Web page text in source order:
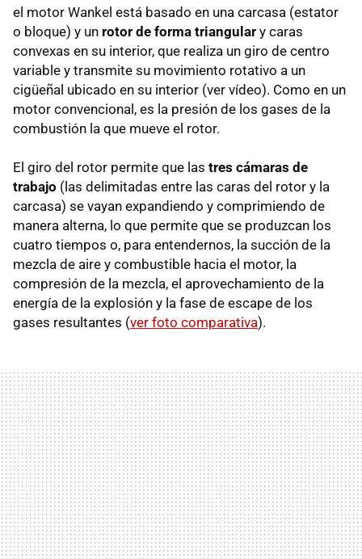
el motor Wankel está basado en una carcasa (estator
o bloque) y un rotor de forma triangular y caras
convexas en su interior, que realiza un giro de centro
variable y transmite su movimiento rotativo a un
cigüeñal ubicado en su interior (ver vídeo). Como en un
motor convencional, es la presión de los gases de la
combustión la que mueve el rotor.
El giro del rotor permite que las tres cámaras de
trabajo (las delimitadas entre las caras del rotor y la
carcasa) se vayan expandiendo y comprimiendo de
manera alterna, lo que permite que se produzcan los
cuatro tiempos o, para entendernos, la succión de la
mezcla de aire y combustible hacia el motor, la
compresión de la mezcla, el aprovechamiento de la
energía de la explosión y la fase de escape de los
gases resultantes (ver foto comparativa).